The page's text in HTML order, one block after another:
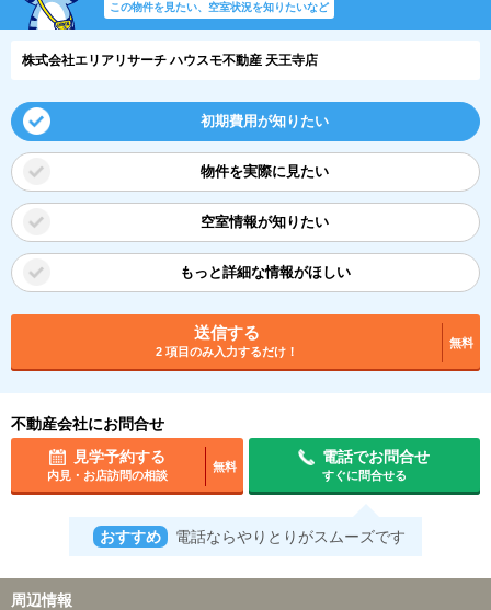
この物件を見たい、空室状況を知りたいなど
株式会社エリアリサーチ ハウスモ不動産 天王寺店
初期費用が知りたい
物件を実際に見たい
空室情報が知りたい
もっと詳細な情報がほしい
送信する
2 項目のみ入力するだけ！
無料
不動産会社にお問合せ
見学予約する
内見・お店訪問の相談
無料
電話でお問合せ
すぐに問合せる
おすすめ 電話ならやりとりがスムーズです
周辺情報